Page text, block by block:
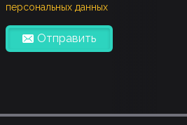
персональных данных
Отправить